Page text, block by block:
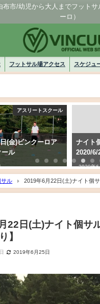
布市/幼児から大人までフット
ーロ）
フットサル場アクセス スケジュ
アスリートスクール
(金)ビンクーロア
ール
ナイト
2020/6/
2020年6
サル
2019年6月22日(土)ナイト個
22日(土)ナイト個サ
】
2019年6月25日